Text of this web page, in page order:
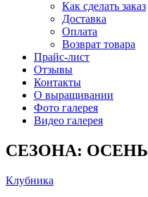
Как сделать заказ
Доставка
Оплата
Возврат товара
Прайс-лист
Отзывы
Контакты
О выращивании
Фото галерея
Видео галерея
СЕЗОНА: ОСЕНЬ
Клубника